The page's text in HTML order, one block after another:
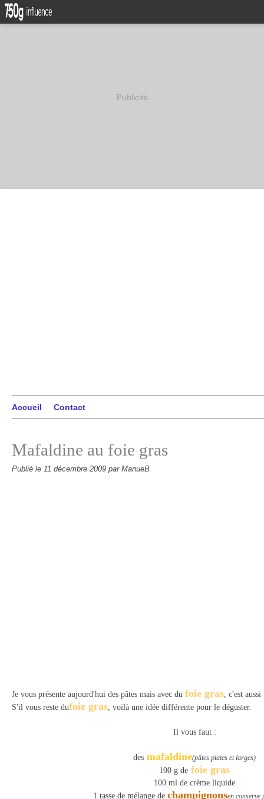
Publicité
Accueil Contact
Mafaldine au foie gras
Publié le 11 décembre 2009 par ManueB
Je vous présente aujourd'hui des pâtes mais avec du foie gras, c'est
S'il vous reste dufoie gras, voilà une idée différente pour le déguster.
Il vous faut :
des mafaldine(pâtes plates et larges)
100 g de foie gras
100 ml de crème liquide
1 tasse de mélange de champignonsen conserve